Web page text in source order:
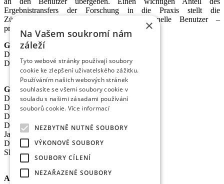
Ergebnistransfers der Forschung in die Praxis stellt die
Züchtungsmethodik dar, die an professionelle Benutzer –
professionelle Obstzüchter übergeben wird.
Geschäftsführer der Gesellschaft
Dipl.-Ing. Tomáš Zmeškal
Dipl.-Ing. Jaroslav Vácha
Gesellschafter
Dipl.-Ing. Jan Blažek, CS c.
Dipl.-Ing. Josef Kosina, CS c.
Dipl.-Ing. Václav Ludvík
Dipl.-Ing. František Paprštein, CS
Jaroslav Muška
Dipl.-Ing. Radoslav Potůček
SEMPRA PRAHA a.s. (AG)
Aufsichtsrat der Gesellschaft
×
Na Vašem soukromí nám
záleží
Tyto webové stránky používají soubory
cookie ke zlepšení uživatelského zážitku.
Používáním našich webových stránek
souhlasíte se všemi soubory cookie v
souladu s našimi zásadami používání
souborů cookie. Více informací
NEZBYTNĚ NUTNÉ SOUBORY
VÝKONOVÉ SOUBORY
SOUBORY CÍLENÍ
NEZAŘAZENÉ SOUBORY